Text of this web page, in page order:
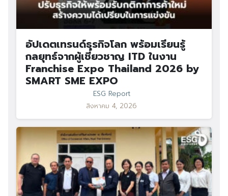
อัปเดตเทรนด์ธุรกิจโลก พร้อมเรียนรู้
กลยุทธ์จากผู้เชี่ยวชาญ ITD ในงาน
Franchise Expo Thailand 2026 by
SMART SME EXPO
ESG Report
สิงหาคม 4, 2026